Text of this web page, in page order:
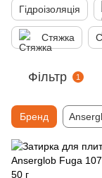
Гідроізоляція
Стяжка
Фільтр 1
Бренд